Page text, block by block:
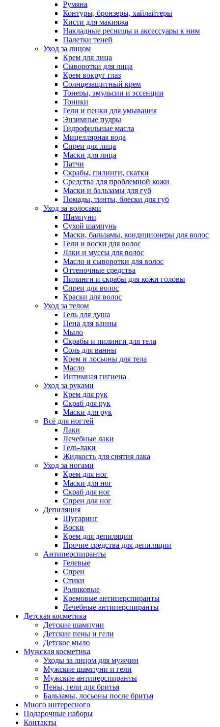
Румяна
Контуры, бронзеры, хайлайтеры
Кисти для макияжа
Накладные ресницы и аксессуары к ним
Палетки теней
Уход за лицом
Крем для лица
Сыворотки для лица
Крем вокруг глаз
Солнцезащитный крем
Тонеры, эмульсии и эссенции
Тоники
Гели и пенки для умывания
Энзимные пудры
Гидрофильные масла
Мицеллярная вода
Спреи для лица
Маски для лица
Патчи
Скрабы, пилинги, скатки
Средства для проблемной кожи
Маски и бальзамы для губ
Помады, тинты, блески для губ
Уход за волосами
Шампуни
Сухой шампунь
Маски, бальзамы, кондиционеры для волос
Гели и воски для волос
Лаки и муссы для волос
Масло и сыворотки для волос
Оттеночные средства
Пилинги и скрабы для кожи головы
Спреи для волос
Краски для волос
Уход за телом
Гель для душа
Пена для ванны
Мыло
Скрабы и пилинги для тела
Соль для ванны
Крем и лосьоны для тела
Масло
Интимная гигиена
Уход за руками
Крем для рук
Скраб для рук
Маски для рук
Всё для ногтей
Лаки
Лечебные лаки
Гель-лаки
Жидкость для снятия лака
Уход за ногами
Крем для ног
Маски для ног
Скраб для ног
Спреи для ног
Депиляция
Шугаринг
Воски
Крем для депиляции
Прочие средства для депиляции
Антиперспиранты
Гелевые
Спреи
Стики
Роликовые
Кремовые антиперспиранты
Лечебные антиперспиранты
Детская косметика
Детские шампуни
Детские пены и гели
Детское мыло
Мужская косметика
Уходы за лицом для мужчин
Мужские шампуни и гели
Мужские антиперспиранты
Пены, гели для бритья
Бальзамы, лосьоны после бритья
Много интересного
Подарочные наборы
Контакты